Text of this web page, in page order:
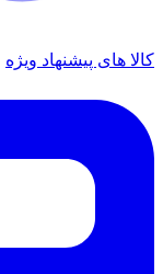
کالا های پیشنهاد ویژه